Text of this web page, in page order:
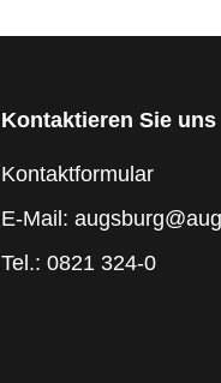
Kontaktieren Sie uns
Kontaktformular
E-Mail:
Tel.: 0821 324-0